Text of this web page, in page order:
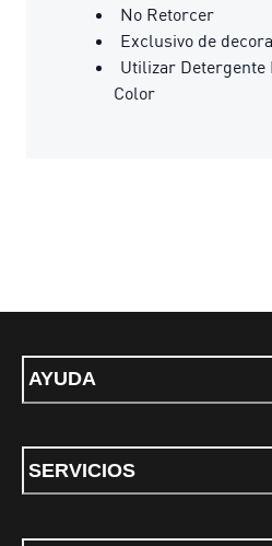
No Retorcer
Exclusivo de
Utilizar Detergente
Color
AYUDA
SERVICIOS